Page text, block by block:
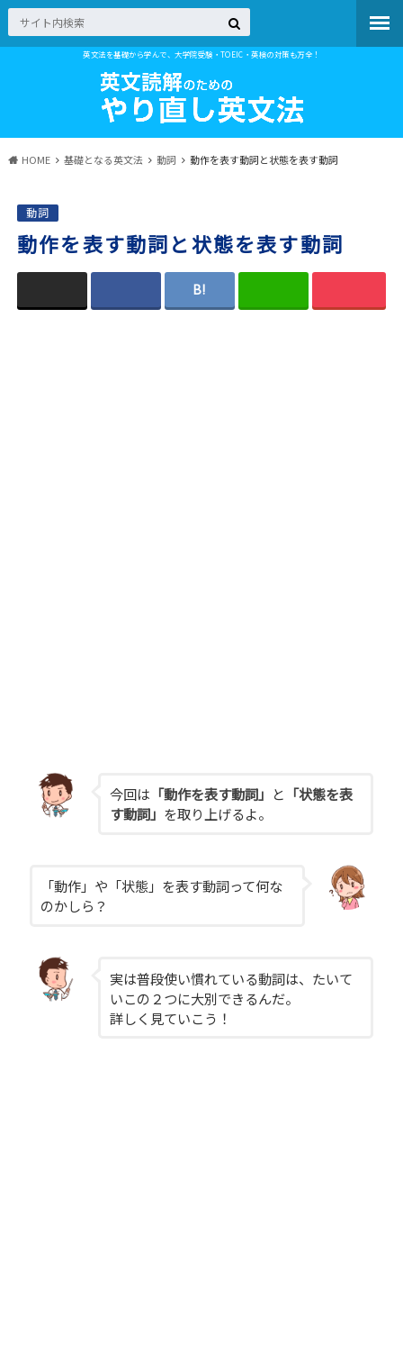
英文法を基礎から学んで、大学院受験・TOEIC・英検の対策も万全！
HOME 基礎となる英文法 動詞 動作を表す動詞と状態を表す動詞
動詞
動作を表す動詞と状態を表す動詞
今回は 「動作を表す動詞」 と 「状態を表
す動詞」 を取り上げるよ。
「動作」や「状態」を表す動詞って何な
のかしら？
実は普段使い慣れている動詞は、たいて
いこの２つに大別できるんだ。
詳しく見ていこう！